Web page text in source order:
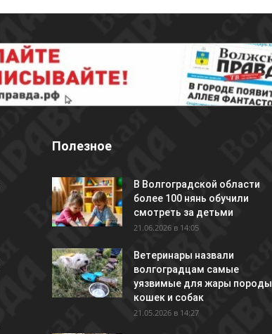
Полезное
В Волгоградской области
более 100 нянь обучили
смотреть за детьми
21.06.2026 в 14:05
Ветеринары назвали
волгоградцам самые
уязвимые для жары породы
кошек и собак
21.05.2026 в 14:27